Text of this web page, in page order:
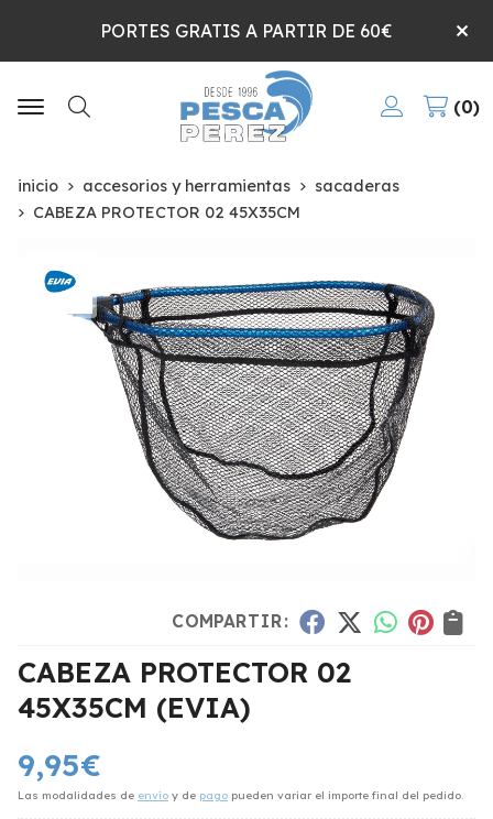
PORTES GRATIS A PARTIR DE 60€
Buscar
0
inicio accesorios y herramientas
sacaderas
CABEZA PROTECTOR 02 45X35CM
COMPARTIR:
CABEZA PROTECTOR 02
45X35CM (EVIA)
9,95€
Las modalidades de envío y de pago pueden variar el importe final del pedido.